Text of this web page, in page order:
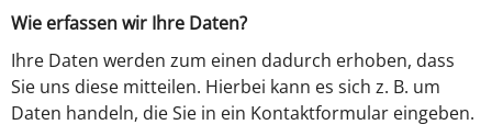
Wie erfassen wir Ihre Daten?
Ihre Daten werden zum einen dadurch erhoben, dass
Sie uns diese mitteilen. Hierbei kann es sich z. B. um
Daten handeln, die Sie in ein Kontaktformular eingeben.